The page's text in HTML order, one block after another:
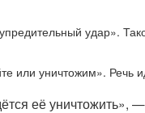
удар».
или уничтожим». Речь
её уничтожить»,